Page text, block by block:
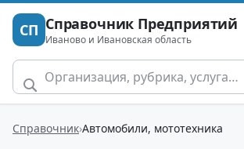
СП Справочник Предприятий
Иваново и Ивановская область
Справочник Автомобили, мототехника